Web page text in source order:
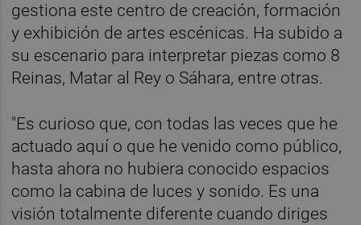
gestiona este centro de creación, formación
y exhibición de artes escénicas. Ha subido a
su escenario para interpretar piezas como 8
Reinas, Matar al Rey o Sáhara, entre otras.
"Es curioso que, con todas las veces que he
actuado aquí o que he venido como público,
hasta ahora no hubiera conocido espacios
como la cabina de luces y sonido. Es una
visión totalmente diferente cuando diriges